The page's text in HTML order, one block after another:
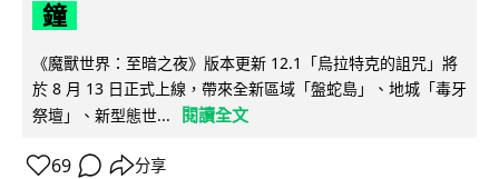
鐘
《魔獸世界：至暗之夜》版本更新 12.1「烏拉特克的詛咒」將
於 8 月 13 日正式上線，帶來全新區域「盤蛇島」、地城「毒牙
祭壇」、新型態世...
閱讀全文
69 分享